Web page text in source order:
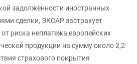
задолженности иностранных
сделки, ЭКСАР застрахует
риска неплатежа европейских
продукции на сумму около 2,2
страхового покрытия